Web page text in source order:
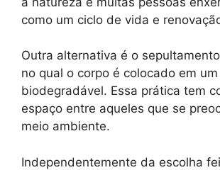
como um ciclo de vida e
Outra alternativa é o
no qual o corpo é colocado em
biodegradável. Essa prática tem
espaço entre aqueles que se
meio ambiente.
Independentemente da escolha